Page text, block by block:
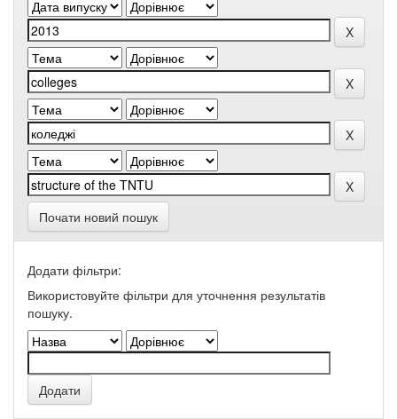
Почати новий пошук
Додати фільтри:
Використовуйте фільтри для уточнення результатів
пошуку.